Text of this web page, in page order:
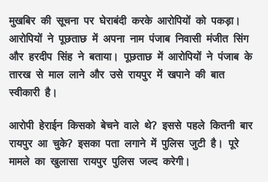
मुखबिर की सूचना पर घेराबंदी करके आरोपियों को पकड़ा।
आरोपियों ने पूछताछ में अपना नाम पंजाब निवासी मंजीत सिंग
और हरदीप सिंह ने बताया। पूछताछ में आरोपियों ने पंजाब के
तारख से माल लाने और उसे रायपुर में खपाने की बात
स्वीकारी है।
आरोपी हेराईन किसको बेचने वाले थे? इससे पहले कितनी बार
रायपुर आ चुके? इसका पता लगाने में पुलिस जुटी है। पूरे
मामले का खुलासा रायपुर पुलिस जल्द करेगी।